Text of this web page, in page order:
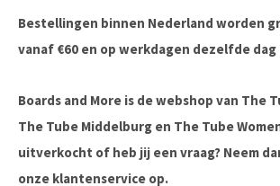
Bestellingen binnen Nederland worden
vanaf €60 en op werkdagen dezelfde
Boards and More is de webshop van The
The Tube Middelburg en The Tube
uitverkocht of heb jij een vraag? Neem
onze klantenservice op.